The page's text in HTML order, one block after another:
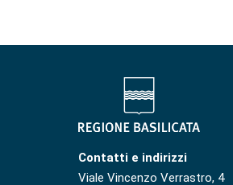
Contatti e indirizzi
Viale Vincenzo Verrastro, 4